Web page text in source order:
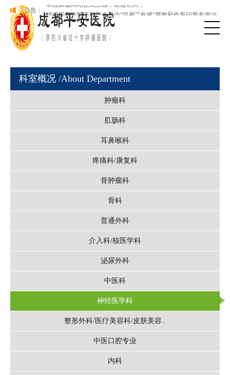
公告：
成都平安医院开展群众身边“可视”“有感”腐败和作风问题专项治
理
科室概况 /About Department
肿瘤科
肛肠科
耳鼻喉科
疼痛科/康复科
骨肿瘤科
骨科
普通外科
介入科/核医学科
泌尿外科
中医科
神经医学科
整形外科/医疗美容科/皮肤美容..
中医口腔专业
内科